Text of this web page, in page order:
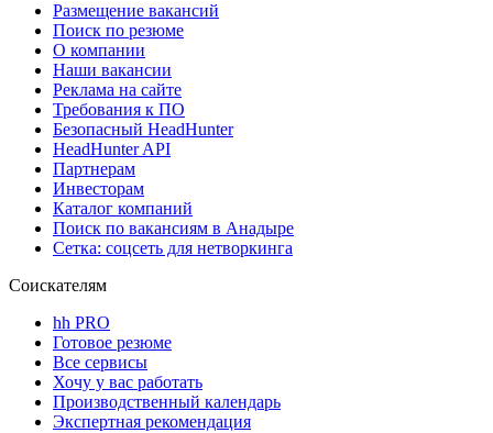
Размещение вакансий
Поиск по резюме
О компании
Наши вакансии
Реклама на сайте
Требования к ПО
Безопасный HeadHunter
HeadHunter API
Партнерам
Инвесторам
Каталог компаний
Поиск по вакансиям в Анадыре
Сетка: соцсеть для нетворкинга
Соискателям
hh PRO
Готовое резюме
Все сервисы
Хочу у вас работать
Производственный календарь
Экспертная рекомендация